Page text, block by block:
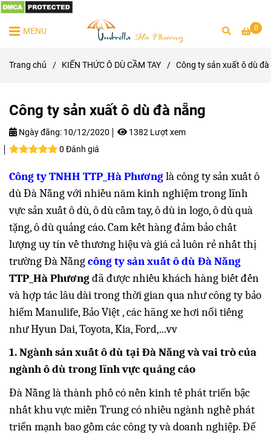
0
MENU
Trang chủ / KIẾN THỨC Ô DÙ CẦM TAY / Công ty sản xuất ô dù
Công ty sản xuất ô dù đà nẵng
Ngày đăng: 10/12/2020
1382 Lượt xem
0 Đánh giá
Công ty TNHH TTP_Hà Phương là công ty sản xuất ô
dù Đà Nẵng với nhiều năm kinh nghiệm trong lĩnh
vực sản xuất ô dù, ô dù cầm tay, ô dù in logo, ô dù quà
tặng, ô dù quảng cáo. Cam kết hàng đảm bảo chất
lượng uy tín về thương hiệu và giá cả luôn rẻ nhất thị
trường Đà Nẵngcông ty sản xuất ô dù Đà Nẵng
TTP_Hà Phương đã được nhiều khách hàng biết đến
và hợp tác lâu dài trong thời gian qua như công ty bảo
hiểm Manulife, Bảo Việt , các hãng xe hơi nổi tiếng
như Hyun Dai, Toyota, Kia, Ford,...vv
1. Ngành sản xuất ô dù tại Đà Nẵng và vai trò của
ngành ô dù trong lĩnh vực quảng cáo
Đà Nẵng là thành phố có nền kinh tế phát triển bậc
nhất khu vực miền Trung có nhiều ngành nghề phát
triển mạnh bao gồm các công ty và doanh nghiệp. Để